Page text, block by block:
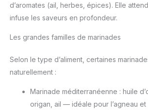
d’aromates (ail, herbes, épices). Elle
infuse les saveurs en profondeur.
Les grandes familles de marinades
Selon le type d’aliment, certaines
naturellement :
Marinade méditerranéenne : huile
origan, ail — idéale pour l’agneau